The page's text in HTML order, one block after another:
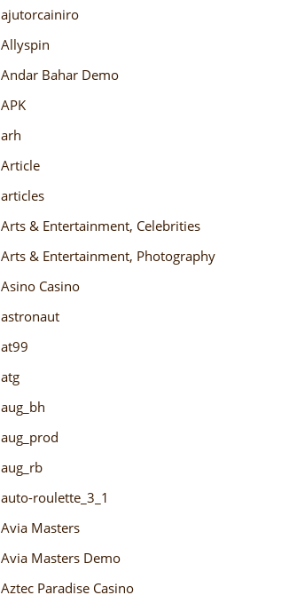
ajutorcainiro
Allyspin
Andar Bahar Demo
APK
arh
Article
articles
Arts & Entertainment, Celebrities
Arts & Entertainment, Photography
Asino Casino
astronaut
at99
atg
aug_bh
aug_prod
aug_rb
auto-roulette_3_1
Avia Masters
Avia Masters Demo
Aztec Paradise Casino